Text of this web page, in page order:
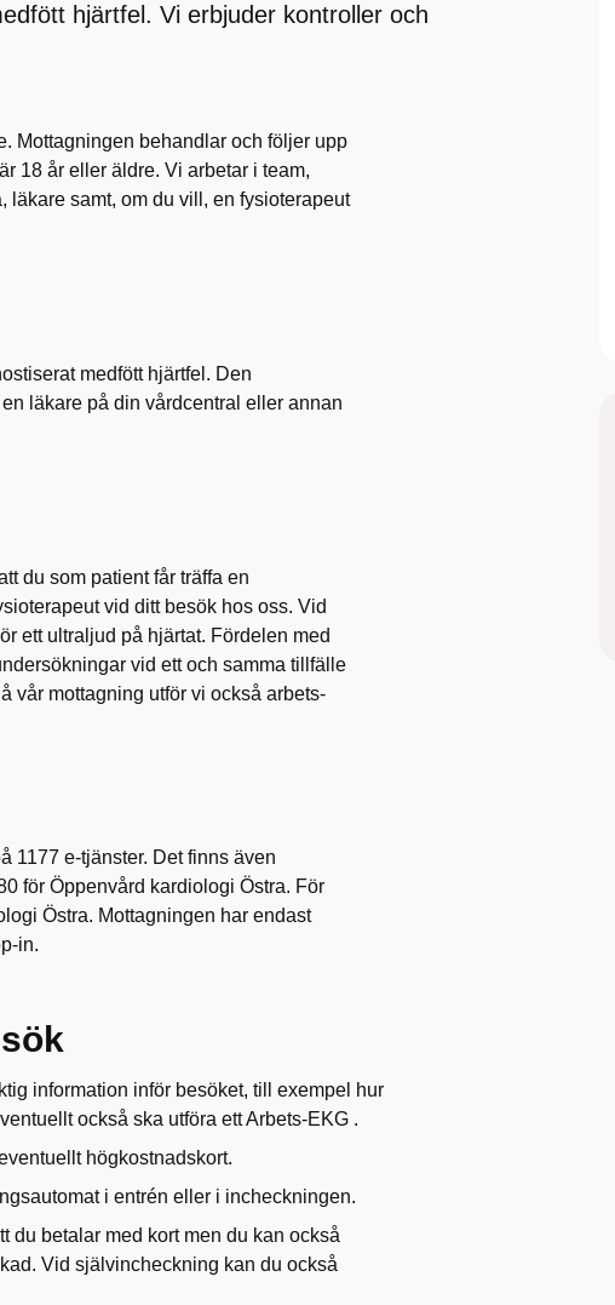
hjärtfel. Vi erbjuder kontroller och
Mottagningen behandlar och följer upp
18 år eller äldre. Vi arbetar i team,
läkare samt, om du vill, en fysioterapeut
medfött hjärtfel. Den
läkare på din vårdcentral eller annan
du som patient får träffa en
vid ditt besök hos oss. Vid
ett ultraljud på hjärtat. Fördelen med
vid ett och samma tillfälle
vår mottagning utför vi också arbets-
1177 e-tjänster. Det finns även
för Öppenvård kardiologi Östra. För
Östra. Mottagningen har endast
in.
information inför besöket, till exempel hur
också ska utföra ett Arbets-EKG .
högkostnadskort.
i entrén eller i incheckningen.
du betalar med kort men du kan också
Vid självincheckning kan du också